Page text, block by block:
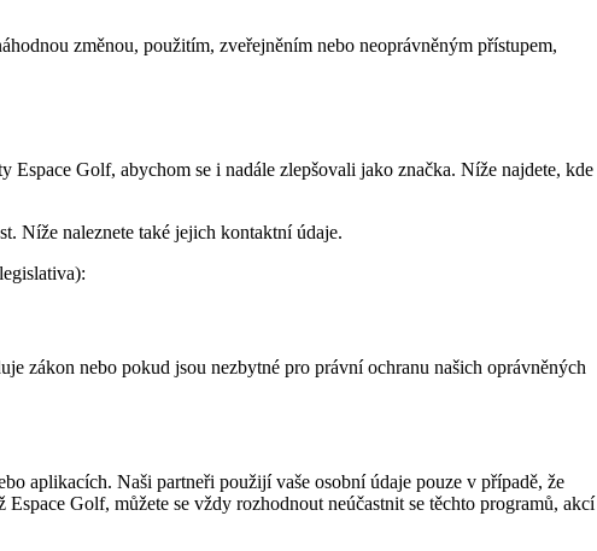
změnou, použitím, zveřejněním nebo neoprávněným přístupem,
Golf, abychom se i nadále zlepšovali jako značka. Níže najdete, kde
Níže naleznete také jejich kontaktní údaje.
zákon nebo pokud jsou nezbytné pro právní ochranu našich oprávněných
aplikacích. Naši partneři použijí vaše osobní údaje pouze v případě, že
Golf, můžete se vždy rozhodnout neúčastnit se těchto programů, akcí